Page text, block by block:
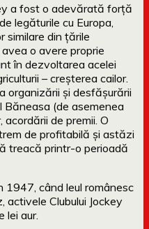
a fost o adevărată forță
legăturile cu Europa,
similare din țările
o avere proprie
în dezvoltarea acelei
– creșterea cailor.
organizării și desfășurării
Băneasa (de asemenea
acordării de premii. O
de profitabilă și astăzi
treacă printr-o perioadă
când leul românesc
activele Clubului Jockey
lei aur.